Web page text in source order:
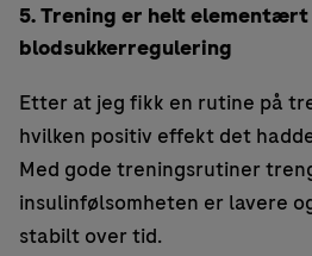
5. Trening er helt
blodsukkerregulering
Etter at jeg fikk en rutine på
hvilken positiv effekt det
Med gode treningsrutiner
insulinfølsomheten er lavere
stabilt over tid.